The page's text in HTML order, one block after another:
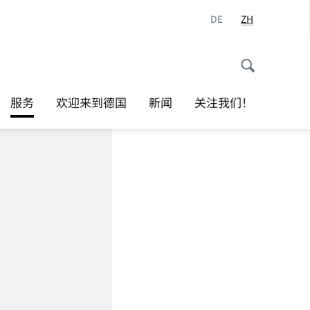
DE ZH
服务 欢迎来到德国 新闻 关注我们！